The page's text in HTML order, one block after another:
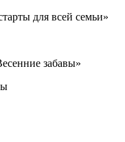
для всей семьи»
забавы»